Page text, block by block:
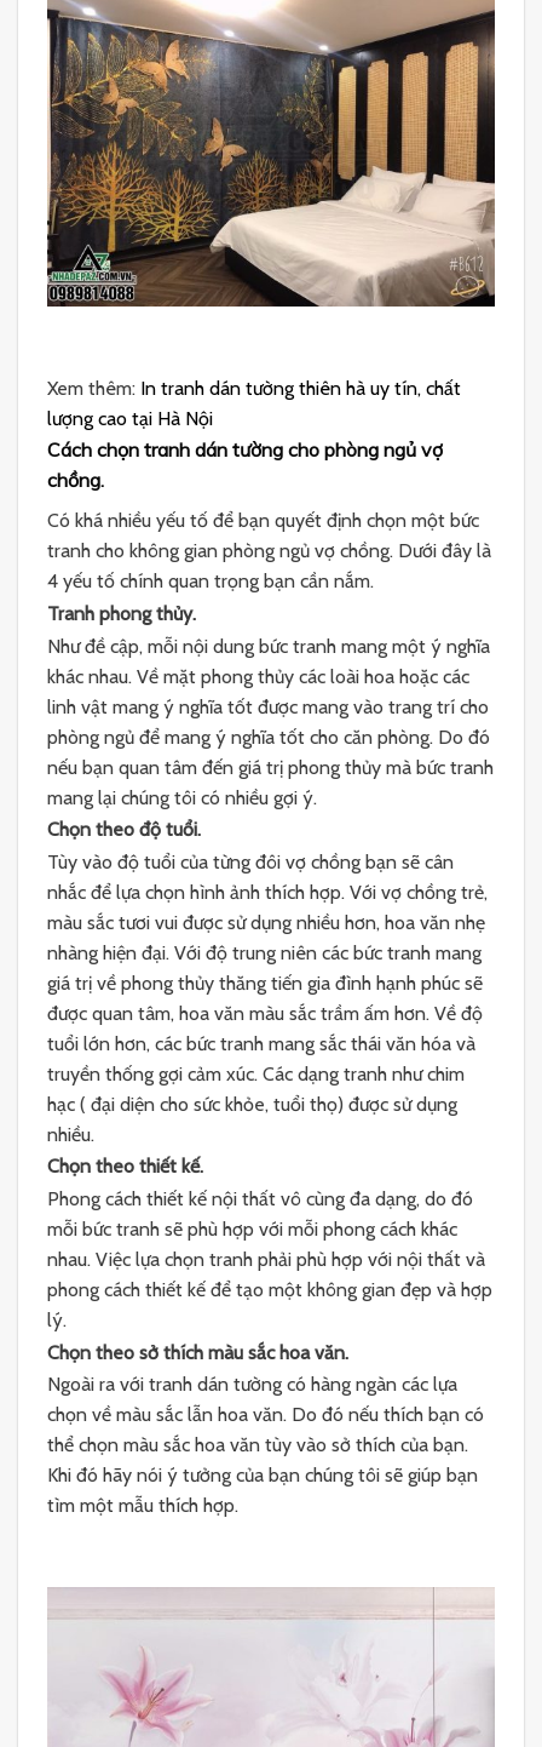
Xem thêm: In tranh dán tường thiên hà uy tín, chất
lượng cao tại Hà Nội
Cách chọn tranh dán tường cho phòng ngủ vợ
chồng.
Có khá nhiều yếu tố để bạn quyết định chọn một bức
tranh cho không gian phòng ngủ vợ chồng. Dưới đây là
4 yếu tố chính quan trọng bạn cần nắm.
Tranh phong thủy.
Như đề cập, mỗi nội dung bức tranh mang một ý nghĩa
khác nhau. Về mặt phong thủy các loài hoa hoặc các
linh vật mang ý nghĩa tốt được mang vào trang trí cho
phòng ngủ để mang ý nghĩa tốt cho căn phòng. Do đó
nếu bạn quan tâm đến giá trị phong thủy mà bức tranh
mang lại chúng tôi có nhiều gợi ý.
Chọn theo độ tuổi.
Tùy vào độ tuổi của từng đôi vợ chồng bạn sẽ cân
nhắc để lựa chọn hình ảnh thích hợp. Với vợ chồng trẻ,
màu sắc tươi vui được sử dụng nhiều hơn, hoa văn nhẹ
nhàng hiện đại. Với độ trung niên các bức tranh mang
giá trị về phong thủy thăng tiến gia đình hạnh phúc sẽ
được quan tâm, hoa văn màu sắc trầm ấm hơn. Về độ
tuổi lớn hơn, các bức tranh mang sắc thái văn hóa và
truyền thống gợi cảm xúc. Các dạng tranh như chim
hạc ( đại diện cho sức khỏe, tuổi thọ) được sử dụng
nhiều.
Chọn theo thiết kế.
Phong cách thiết kế nội thất vô cùng đa dạng, do đó
mỗi bức tranh sẽ phù hợp với mỗi phong cách khác
nhau. Việc lựa chọn tranh phải phù hợp với nội thất và
phong cách thiết kế để tạo một không gian đẹp và hợp
lý.
Chọn theo sở thích màu sắc hoa văn.
Ngoài ra với tranh dán tường có hàng ngàn các lựa
chọn về màu sắc lẫn hoa văn. Do đó nếu thích bạn có
thể chọn màu sắc hoa văn tùy vào sở thích của bạn.
Khi đó hãy nói ý tưởng của bạn chúng tôi sẽ giúp bạn
tìm một mẫu thích hợp.